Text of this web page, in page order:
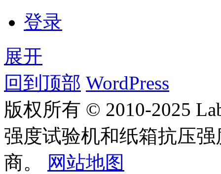
登录
展开
回到顶部 WordPress
版权所有 © 2010-2025
强度试验机和纸箱抗压
商。
网站地图